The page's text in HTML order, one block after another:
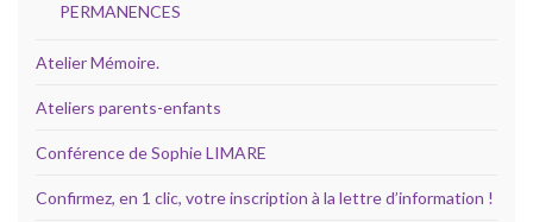
PERMANENCES
Atelier Mémoire.
Ateliers parents-enfants
Conférence de Sophie LIMARE
Confirmez, en 1 clic, votre inscription à la lettre d’information !